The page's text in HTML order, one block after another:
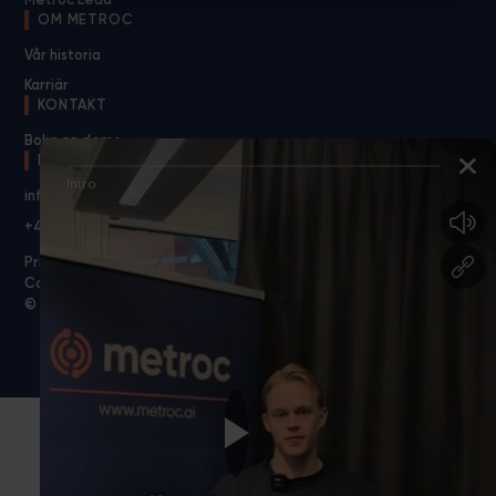
OM METROC
Vår historia
Karriär
KONTAKT
Boka en demo
KONTAKTA OSS
info@metroc.ai
+46 70 783 27 55
Privacy policy
Cookies
© 2026 Metroc.